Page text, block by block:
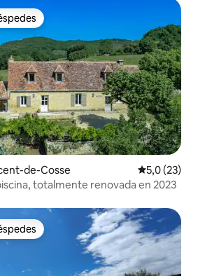
más destacados
de-Cosse Calificación
5,0 (23)
totalmente renovada en 2023
más destacados